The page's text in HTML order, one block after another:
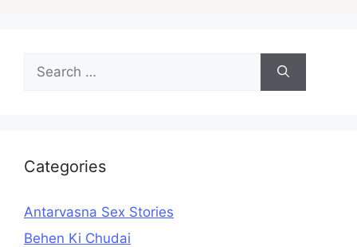
for:
Categories
Antarvasna Sex Stories
Behen Ki Chudai